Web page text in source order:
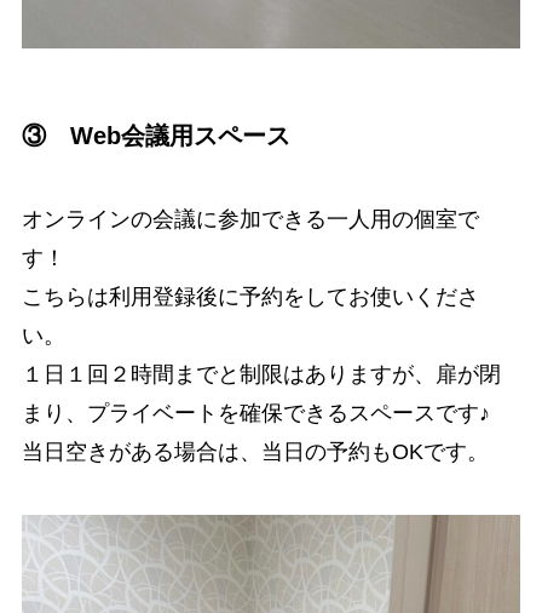
③ Web会議用スペース
オンラインの会議に参加できる一人用の個室で
す！
こちらは利用登録後に予約をしてお使いくださ
い。
１日１回２時間までと制限はありますが、扉が閉
まり、プライベートを確保できるスペースです♪
当日空きがある場合は、当日の予約もOKです。